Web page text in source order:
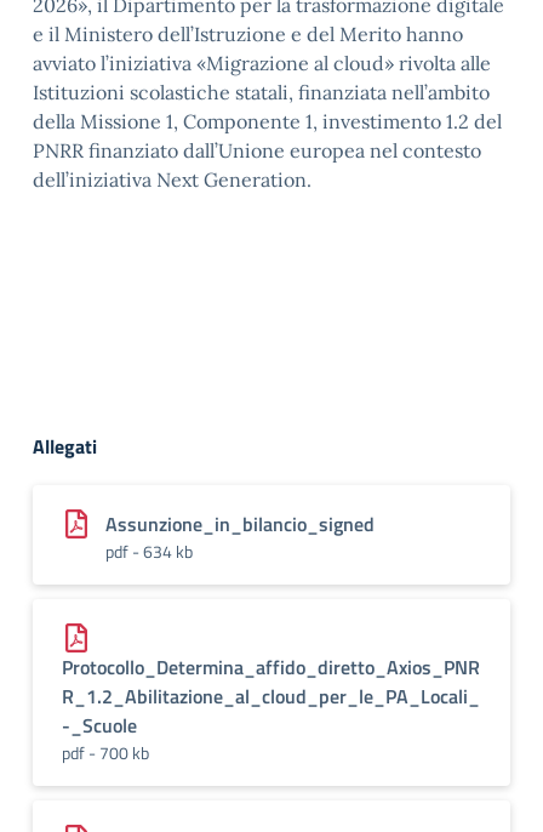
2026», il Dipartimento per la trasformazione digitale
e il Ministero dell’Istruzione e del Merito hanno
avviato l’iniziativa «Migrazione al cloud» rivolta alle
Istituzioni scolastiche statali, finanziata nell’ambito
della Missione 1, Componente 1, investimento 1.2 del
PNRR finanziato dall’Unione europea nel contesto
dell’iniziativa Next Generation.
Allegati
Assunzione_in_bilancio_signed
pdf - 634 kb
Protocollo_Determina_affido_diretto_Axios_PNR
R_1.2_Abilitazione_al_cloud_per_le_PA_Locali_
-_Scuole
pdf - 700 kb